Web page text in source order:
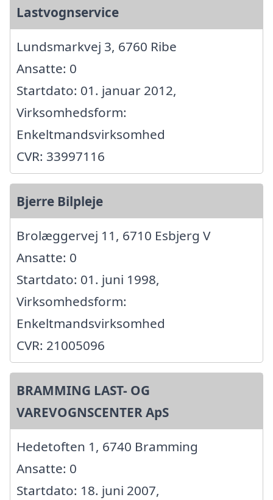
Lastvognservice
Lundsmarkvej 3, 6760 Ribe
Ansatte: 0
Startdato: 01. januar 2012,
Virksomhedsform:
Enkeltmandsvirksomhed
CVR: 33997116
Bjerre Bilpleje
Brolæggervej 11, 6710 Esbjerg V
Ansatte: 0
Startdato: 01. juni 1998,
Virksomhedsform:
Enkeltmandsvirksomhed
CVR: 21005096
BRAMMING LAST- OG
VAREVOGNSCENTER ApS
Hedetoften 1, 6740 Bramming
Ansatte: 0
Startdato: 18. juni 2007,